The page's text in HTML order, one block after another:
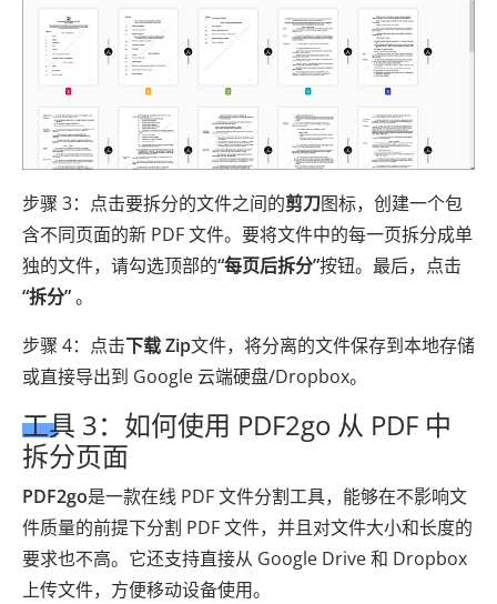
步骤 3：点击要拆分的文件之间的剪刀图标，创建一个包
含不同页面的新 PDF 文件。要将文件中的每一页拆分成单
独的文件，请勾选顶部的“每页后拆分”按钮。最后，点击
“拆分”。
步骤 4：点击下载 Zip文件，将分离的文件保存到本地存储
或直接导出到 Google 云端硬盘/Dropbox。
工具 3：如何使用 PDF2go 从 PDF 中
拆分页面
PDF2go是一款在线 PDF 文件分割工具，能够在不影响文
件质量的前提下分割 PDF 文件，并且对文件大小和长度的
要求也不高。它还支持直接从 Google Drive 和 Dropbox
上传文件，方便移动设备使用。